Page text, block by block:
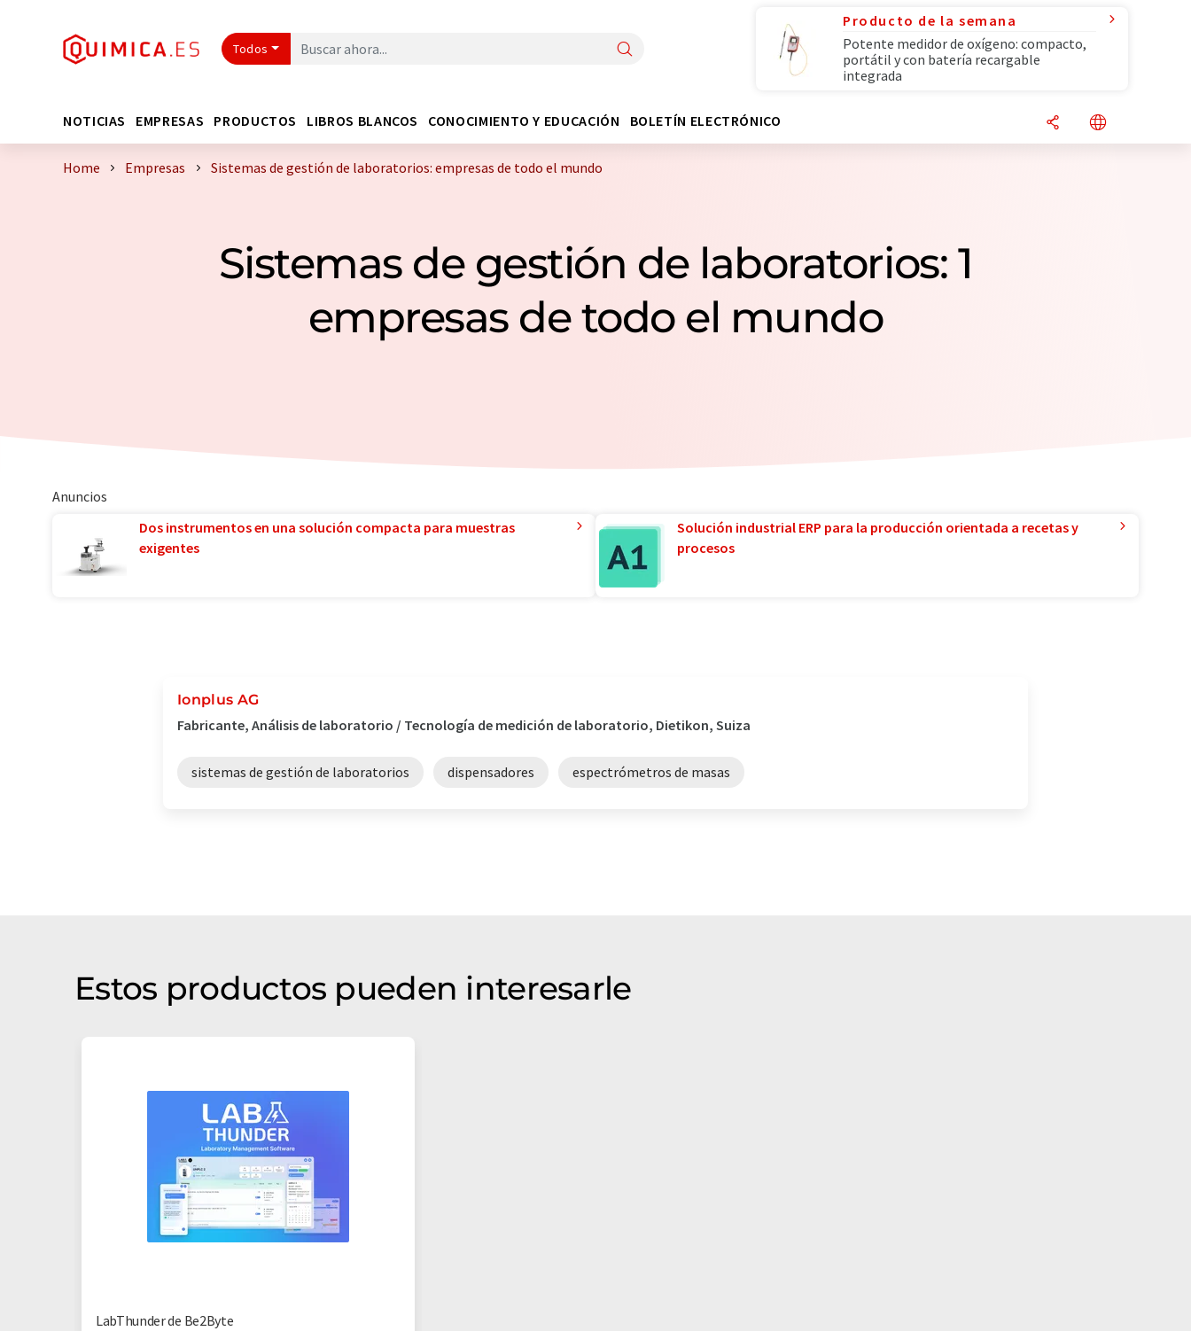
Todos
Producto de la semana
Potente medidor de oxígeno: compacto,
portátil y con batería recargable
integrada
NOTICIAS EMPRESAS PRODUCTOS LIBROS BLANCOS CONOCIMIENTO Y EDUCACIÓN BOLETÍN ELECTRÓNICO
Home Empresas Sistemas de gestión de laboratorios: empresas de todo el mundo
Sistemas de gestión de laboratorios: 1
empresas de todo el mundo
Anuncios
Dos instrumentos en una solución compacta para muestras
exigentes
Solución industrial ERP para la producción orientada a recetas y
procesos
Ionplus AG
Fabricante, Análisis de laboratorio / Tecnología de medición de laboratorio, Dietikon, Suiza
sistemas de gestión de laboratorios dispensadores espectrómetros de masas
Estos productos pueden interesarle
LabThunder de Be2Byte